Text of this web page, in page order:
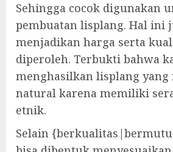
Sehingga cocok digunakan
pembuatan lisplang. Hal ini
menjadikan harga serta
diperoleh. Terbukti bahwa
menghasilkan lisplang yang
natural karena memiliki
etnik.
Selain